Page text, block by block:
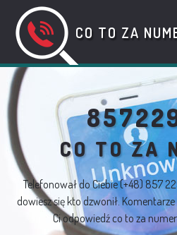
CO TO ZA
CO TO ZA
Telefonował do Ciebie(+48) 857
dowiesz się kto dzwonił.
Ci odpowiedź co to za